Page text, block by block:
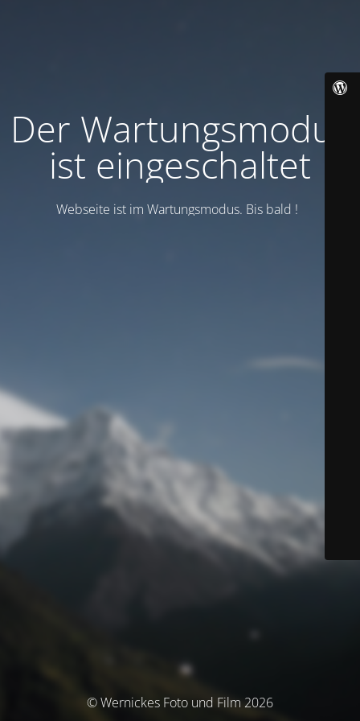
Der Wartungsmodus
ist eingeschaltet
Webseite ist im Wartungsmodus. Bis bald !
© Wernickes Foto und Film 2026